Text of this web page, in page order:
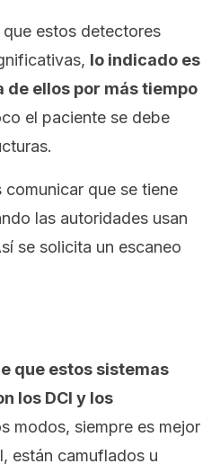
estos detectores
lo indicado es
de ellos por más tiempo
el paciente se debe
comunicar que se tiene
las autoridades usan
se solicita un escaneo
que estos sistemas
los DCI y los
modos, siempre es mejor
están camuflados u